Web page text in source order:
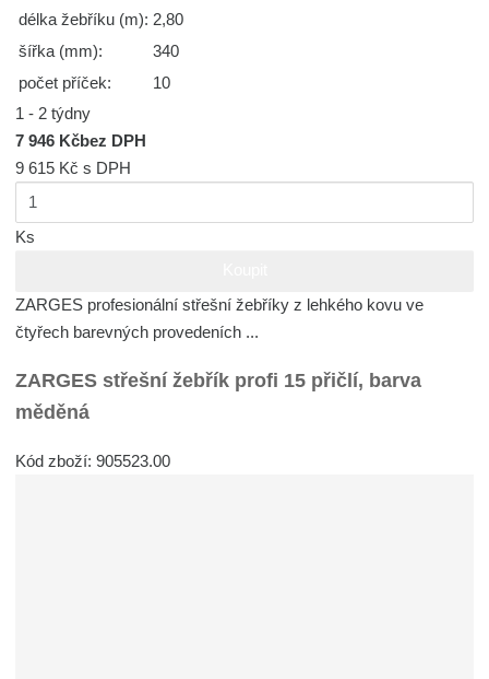
délka žebříku (m): 2,80
šířka (mm):
340
počet příček:
10
1 - 2 týdny
7 946 Kčbez DPH
9 615 Kčs DPH
Ks
ZARGES profesionální střešní žebříky z lehkého kovu ve
čtyřech barevných provedeních ...
ZARGES střešní žebřík profi 15 přičlí, barva
měděná
Kód zboží: 905523.00